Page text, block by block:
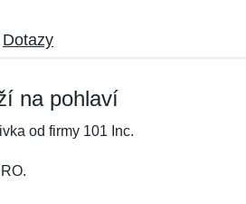
Dotazy
na pohlaví
od firmy 101 Inc.